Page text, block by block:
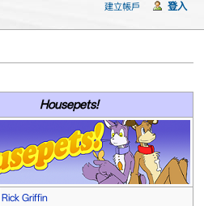
Housepets!
Rick Griffin
建立帳戶 登入